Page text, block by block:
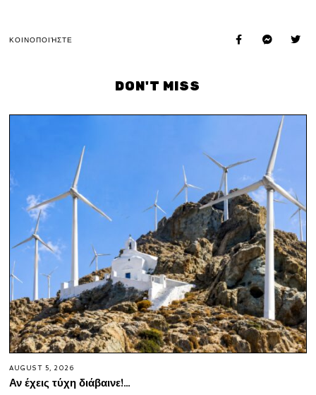
ΚΟΙΝΟΠΟΙΉΣΤΕ
DON'T MISS
AUGUST 5, 2026
Αν έχεις τύχη διάβαινε!…